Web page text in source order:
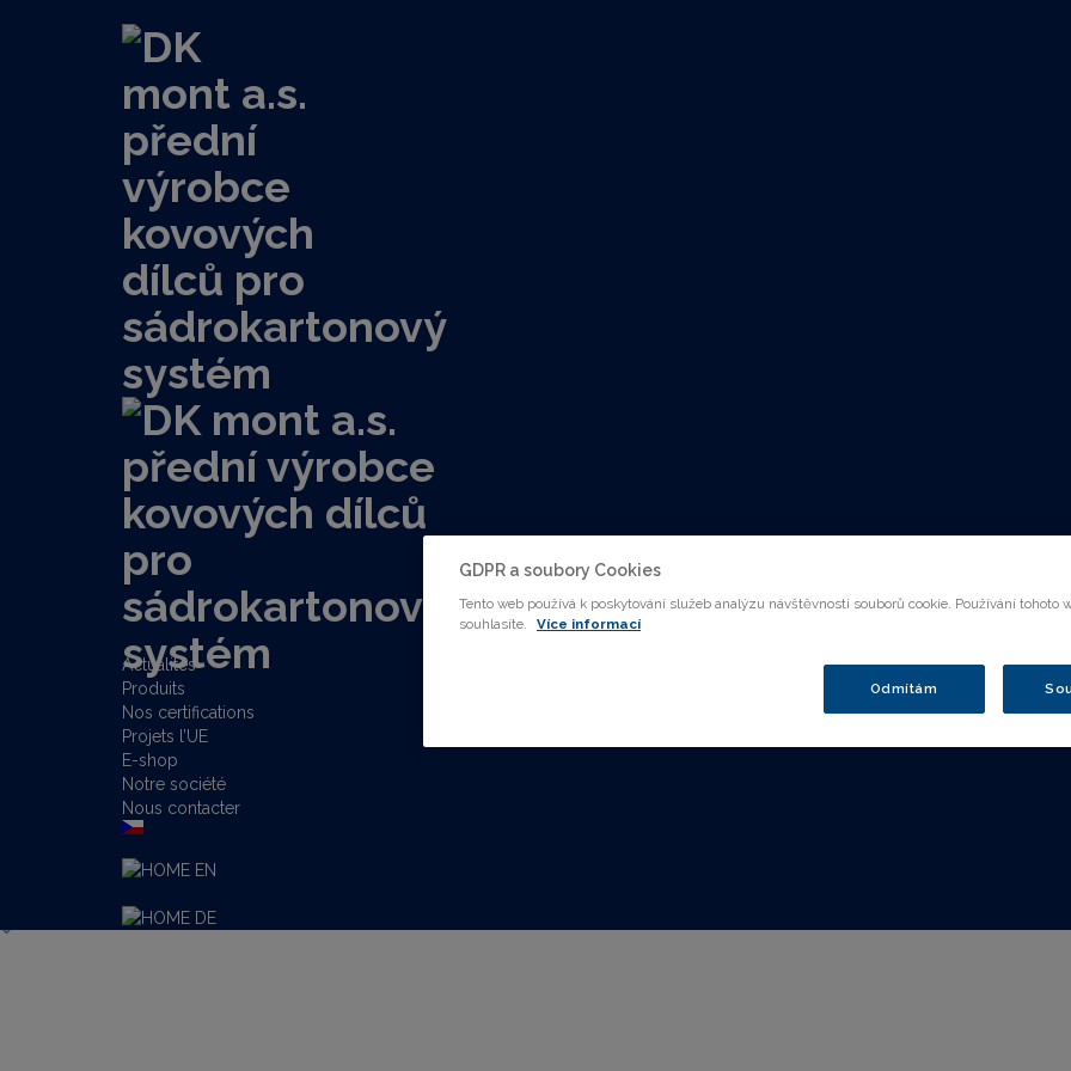
Actualités
Produits
Nos certifications
Projets l’UE
E-shop
Notre société
Nous contacter
GDPR a soubory Cookies
Tento web používá k poskytování služeb analýzu návštěvnosti souborů cookie. Používání tohoto
souhlasíte.
Více informací
Odmítám